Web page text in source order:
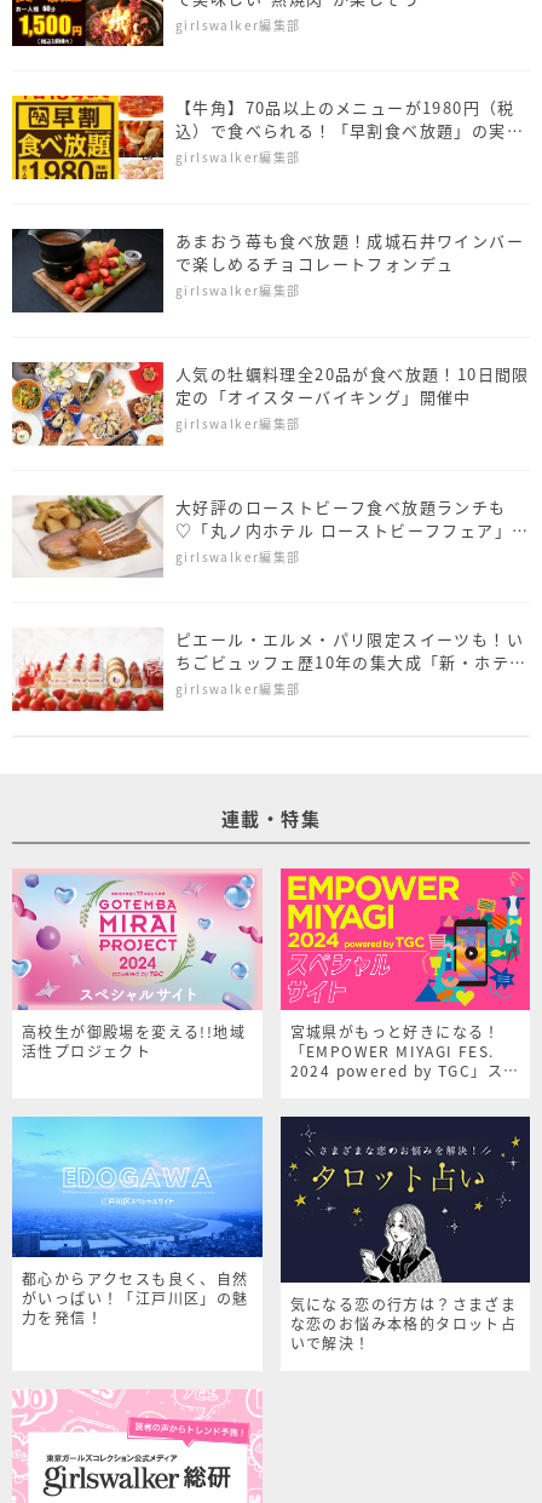
girlswalker編集部
【牛角】70品以上のメニューが1980円（税
込）で食べられる！「早割食べ放題」の実施
店舗を拡大
girlswalker編集部
あまおう苺も食べ放題！成城石井ワインバー
で楽しめるチョコレートフォンデュ
girlswalker編集部
人気の牡蠣料理全20品が食べ放題！10日間限
定の「オイスターバイキング」開催中
girlswalker編集部
大好評のローストビーフ食べ放題ランチも
♡「丸ノ内ホテル ローストビーフフェア」開
催
girlswalker編集部
ピエール・エルメ・パリ限定スイーツも！い
ちごビュッフェ歴10年の集大成「新・ホテル
でいちご狩り」
girlswalker編集部
連載・特集
高校生が御殿場を変える!!地域
活性プロジェクト
宮城県がもっと好きになる！
「EMPOWER MIYAGI FES.
2024 powered by TGC」スペ
都心からアクセスも良く、自然
がいっぱい！「江戸川区」の魅
力を発信！
気になる恋の行方は？さまざま
な恋のお悩み本格的タロット占
いで解決！